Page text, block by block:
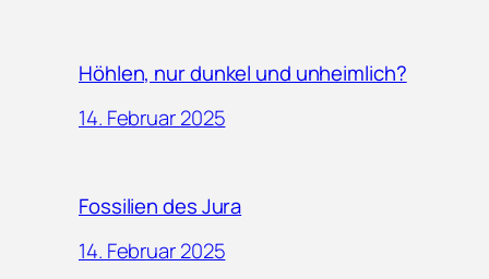
Höhlen, nur dunkel und unheimlich?
14. Februar 2025
Fossilien des Jura
14. Februar 2025